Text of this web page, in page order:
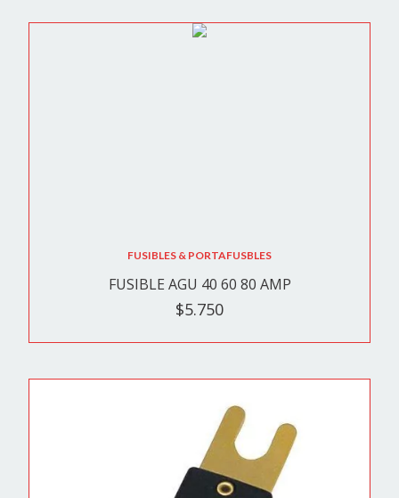
FUSIBLES & PORTAFUSBLES
FUSIBLE AGU 40 60 80 AMP
$5.750